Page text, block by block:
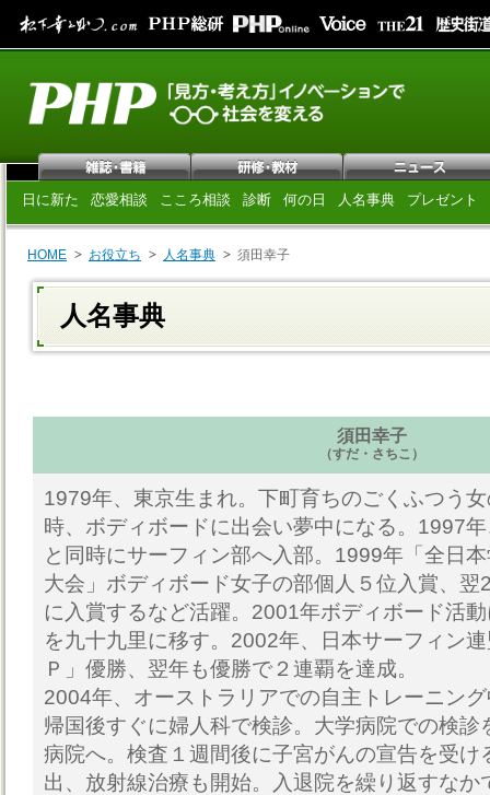
日に新た 恋愛相談 こころ相談 診断 何の日 人名事典 プレゼント
HOME お役立ち 人名事典 須田幸子
人名事典
須田幸子
（すだ・さちこ）
1979年、東京生まれ。下町育ちのごくふつう
時、ボディボードに出会い夢中になる。1997
と同時にサーフィン部へ入部。1999年「全日
大会」ボディボード女子の部個人５位入賞、
に入賞するなど活躍。2001年ボディボード活
を九十九里に移す。2002年、日本サーフィン
Ｐ」優勝、翌年も優勝で２連覇を達成。
2004年、オーストラリアでの自主トレーニン
帰国後すぐに婦人科で検診。大学病院での検診
病院へ。検査１週間後に子宮がんの宣告を受け
出、放射線治療も開始。入退院を繰り返すな